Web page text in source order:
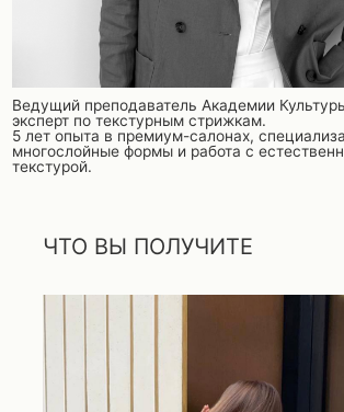
ЧТО ВЫ ПОЛУЧИТЕ
ФОРМАТ И ДЕТАЛИ